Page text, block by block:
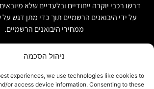
ניהול הסכמה
experiences, we use technologies like cookies to
or access device information. Consenting to these
דרשו רכבי יוקרה ייחודיים ובלעדיים שלא
על ידי היבואנים הרשמיים תוך כדי מתן דגש
ממחירי היבואנים הרשמיים.
אודות 7408590